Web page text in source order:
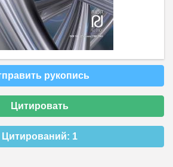
рукопись
Цитировать
Цитирований: 1